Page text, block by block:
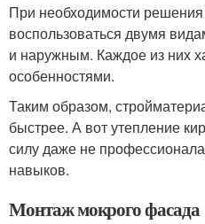
При необходимости
воспользоваться двумя
и наружным. Каждое из них
особенностями.
Таким образом,
быстрее. А вот утепление
силу даже не
навыков.
Монтаж мокрого фасада